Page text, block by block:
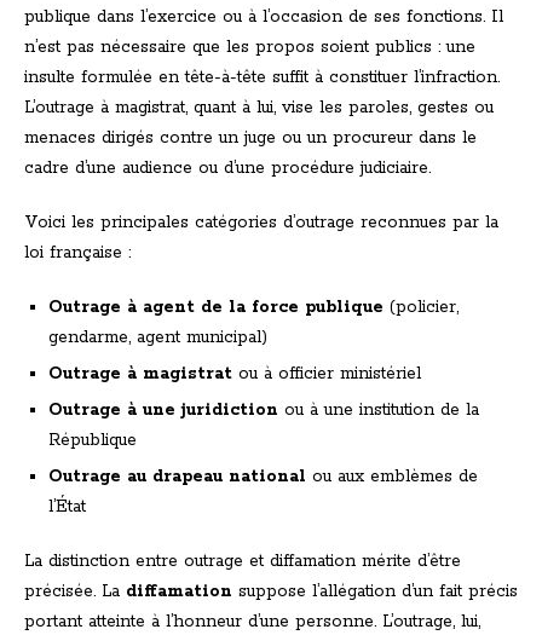
publique dans l’exercice ou à l’occasion de ses fonctions. Il
n’est pas nécessaire que les propos soient publics : une
insulte formulée en tête-à-tête suffit à constituer l’infraction.
L’outrage à magistrat, quant à lui, vise les paroles, gestes ou
menaces dirigés contre un juge ou un procureur dans le
cadre d’une audience ou d’une procédure judiciaire.
Voici les principales catégories d’outrage reconnues par la
loi française :
Outrage à agent de la force publique (policier,
gendarme, agent municipal)
Outrage à magistrat ou à officier ministériel
Outrage à une juridiction ou à une institution de la
République
Outrage au drapeau national ou aux emblèmes de
l’État
La distinction entre outrage et diffamation mérite d’être
précisée. La diffamation suppose l’allégation d’un fait précis
portant atteinte à l’honneur d’une personne. L’outrage, lui,